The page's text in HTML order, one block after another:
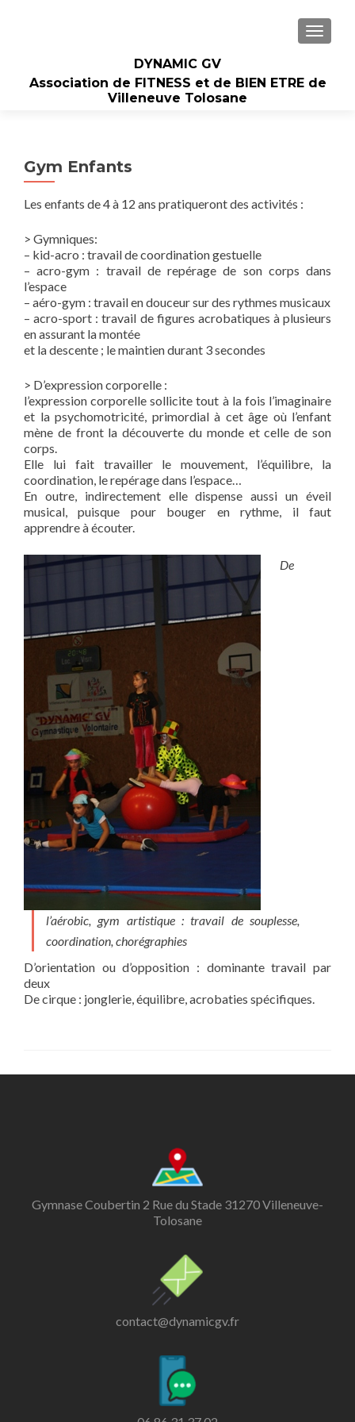
DYNAMIC GV
Association de FITNESS et de BIEN ETRE de
Villeneuve Tolosane
Gym Enfants
Les enfants de 4 à 12 ans pratiqueront des activités :
> Gymniques:
– kid-acro : travail de coordination gestuelle
– acro-gym : travail de repérage de son corps dans
l’espace
– aéro-gym : travail en douceur sur des rythmes musicaux
– acro-sport : travail de figures acrobatiques à plusieurs
en assurant la montée
et la descente ; le maintien durant 3 secondes
> D’expression corporelle :
l’expression corporelle sollicite tout à la fois l’imaginaire
et la psychomotricité, primordial à cet âge où l’enfant
mène de front la découverte du monde et celle de son
corps.
Elle lui fait travailler le mouvement, l’équilibre, la
coordination, le repérage dans l’espace…
En outre, indirectement elle dispense aussi un éveil
musical, puisque pour bouger en rythme, il faut
apprendre à écouter.
De
l’aérobic, gym artistique : travail de souplesse,
coordination, chorégraphies
D’orientation ou d’opposition : dominante travail par
deux
De cirque : jonglerie, équilibre, acrobaties spécifiques.
Gymnase Coubertin 2 Rue du Stade 31270 Villeneuve-
Tolosane
contact@dynamicgv.fr